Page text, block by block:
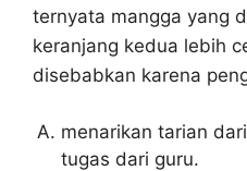
ternyata mangga yang
keranjang kedua lebih
disebabkan karena
menarikan tarian
tugas dari guru.